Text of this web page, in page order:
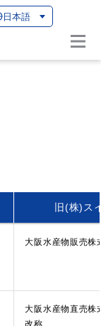
日本語
旧(株)ス
大阪水産物販売株
大阪水産物直売株
改称